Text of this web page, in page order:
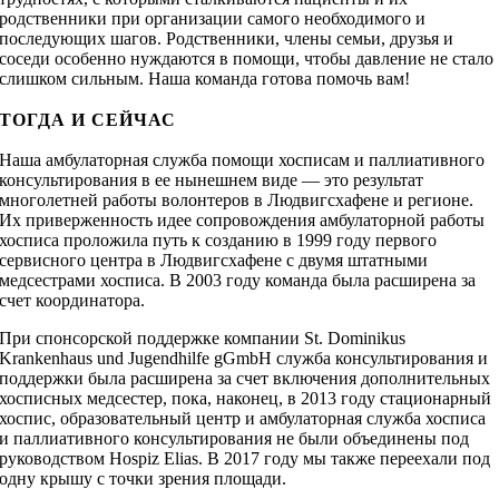
родственники при организации самого необходимого и
последующих шагов. Родственники, члены семьи, друзья и
соседи особенно нуждаются в помощи, чтобы давление не стало
слишком сильным. Наша команда готова помочь вам!
ТОГДА И СЕЙЧАС
Наша амбулаторная служба помощи хосписам и паллиативного
консультирования в ее нынешнем виде — это результат
многолетней работы волонтеров в Людвигсхафене и регионе.
Их приверженность идее сопровождения амбулаторной работы
хосписа проложила путь к созданию в 1999 году первого
сервисного центра в Людвигсхафене с двумя штатными
медсестрами хосписа. В 2003 году команда была расширена за
счет координатора.
При спонсорской поддержке компании St. Dominikus
Krankenhaus und Jugendhilfe gGmbH служба консультирования и
поддержки была расширена за счет включения дополнительных
хосписных медсестер, пока, наконец, в 2013 году стационарный
хоспис, образовательный центр и амбулаторная служба хосписа
и паллиативного консультирования не были объединены под
руководством Hospiz Elias. В 2017 году мы также переехали под
одну крышу с точки зрения площади.